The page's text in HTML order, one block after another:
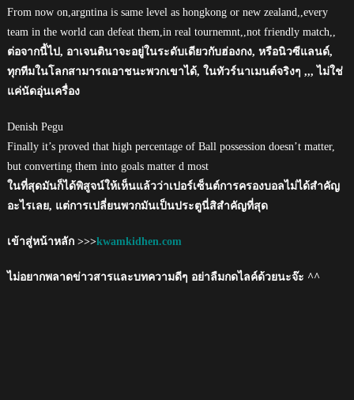
From now on,argntina is same level as hongkong or new zealand,,every
team in the world can defeat them,in real tournemnt,,not friendly match,,
ต่อจากนี้ไป, อาเจนตินาจะอยู่ในระดับเดียวกับฮ่องกง, หรือนิวซีแลนด์,
ทุกทีมในโลกสามารถเอาชนะพวกเขาได้, ในทัวร์นาเมนต์จริงๆ ,,, ไม่ใช่
แค่นัดอุ่นเครื่อง
Denish Pegu
Finally it’s proved that high percentage of Ball possession doesn’t matter,
but converting them into goals matter d most
ในที่สุดมันก็ได้พิสูจน์ให้เห็นแล้วว่าเปอร์เซ็นต์การครองบอลไม่ได้สำคัญ
อะไรเลย, แต่การเปลี่ยนพวกมันเป็นประตูนี่สิสำคัญที่สุด
เข้าสู่หน้าหลัก >>>kwamkidhen.com
ไม่อยากพลาดข่าวสารและบทความดีๆ อย่าลืมกดไลค์ด้วยนะจ๊ะ ^^